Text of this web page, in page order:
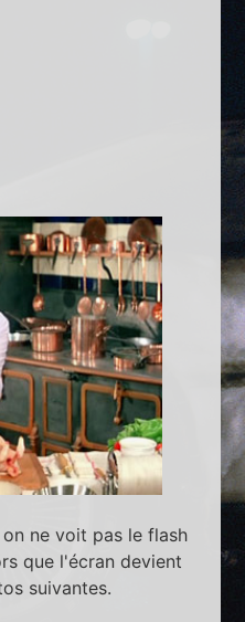
ne voit pas le flash
que l'écran devient
suivantes.